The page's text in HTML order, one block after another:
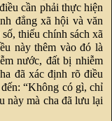
cần phải thực hiện
đẳng xã hội và văn
thiếu chính sách xã
này thêm vào đó là
nước, đất bị nhiễm
đã xác định rõ điều
“Không có gì, chỉ
này mà cha đã lưu lại